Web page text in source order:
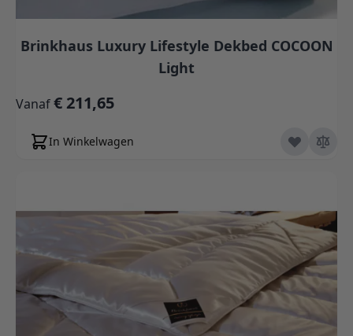
Brinkhaus Luxury Lifestyle Dekbed COCOON
Light
Vanaf€ 211,65
In Winkelwagen